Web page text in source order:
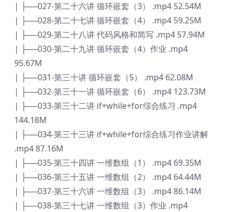
| ├──027-第二十六讲 循环嵌套（3） .mp4 52.54M
| ├──028-第二十七讲 循环嵌套（4） .mp4 59.25M
| ├──029-第二十八讲 代码风格和简写 .mp4 57.94M
| ├──030-第二十九讲 循环嵌套（4）作业 .mp4
95.67M
| ├──031-第三十讲 循环嵌套（5） .mp4 62.08M
| ├──032-第三十一讲 循环嵌套（6） .mp4 123.73M
| ├──033-第三十二讲 if+while+for综合练习 .mp4
144.18M
| ├──034-第三十三讲 if+while+for综合练习作业讲解
.mp4 87.16M
| ├──035-第三十四讲 一维数组（1） .mp4 69.35M
| ├──036-第三十五讲 一维数组（2） .mp4 64.44M
| ├──037-第三十六讲 一维数组（3） .mp4 86.14M
| ├──038-第三十七讲 一维数组（3）作业 .mp4